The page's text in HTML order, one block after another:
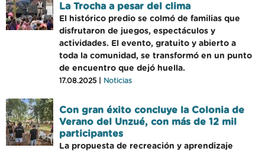
La Trocha a pesar del clima
El histórico predio se colmó de familias que
disfrutaron de juegos, espectáculos y
actividades. El evento, gratuito y abierto a
toda la comunidad, se transformó en un punto
de encuentro que dejó huella.
17.08.2025 | Noticias
Con gran éxito concluye la Colonia de
Verano del Unzué, con más de 12 mil
participantes
La propuesta de recreación y aprendizaje